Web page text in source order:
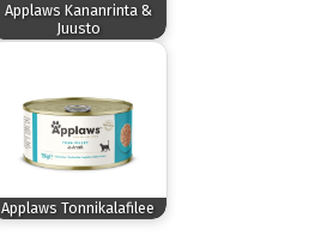
Applaws Kananrinta &
Juusto
Applaws Tonnikalafilee